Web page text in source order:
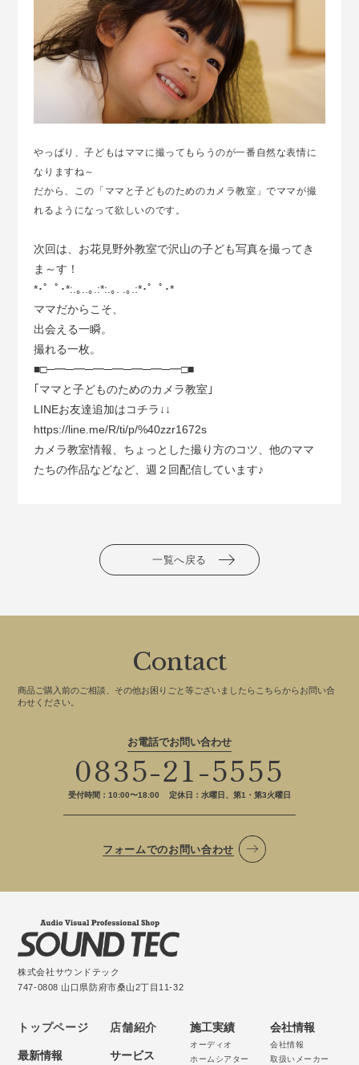
やっぱり、子どもはママに撮ってもらうのが一番自然な表情に
なりますね～
だから、この「ママと子どものためのカメラ教室」でママが撮
れるようになって欲しいのです。
次回は、お花見野外教室で沢山の子ども写真を撮ってき
ま～す！
*･゜ﾟ･*:.｡..｡.:*:.｡. .｡.:*･゜ﾟ･*
ママだからこそ、
出会える一瞬。
撮れる一枚。
■□─━─━─━─━─━─━─━□■
｢ママと子どものためのカメラ教室｣
LINEお友達追加はコチラ↓↓
https://line.me/R/ti/p/%40zzr1672s
カメラ教室情報、ちょっとした撮り方のコツ、他のママ
たちの作品などなど、週２回配信しています♪
一覧へ戻る
Contact
商品ご購入前のご相談、その他お困りごと等ございましたらこちらからお問い合
わせください。
お電話でお問い合わせ
0835-21-5555
受付時間：10:00〜18:00 定休日：水曜日、第1・第3火曜日
フォームでのお問い合わせ
株式会社サウンドテック
747-0808 山口県防府市桑山2丁目11-32
トップページ
最新情報
店舗紹介
サービス
施工実績
オーディオ
ホームシアター
会社情報
会社情報
取扱いメーカー